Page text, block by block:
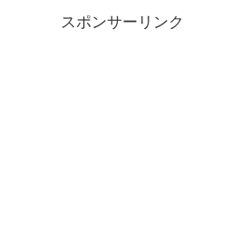
スポンサーリンク